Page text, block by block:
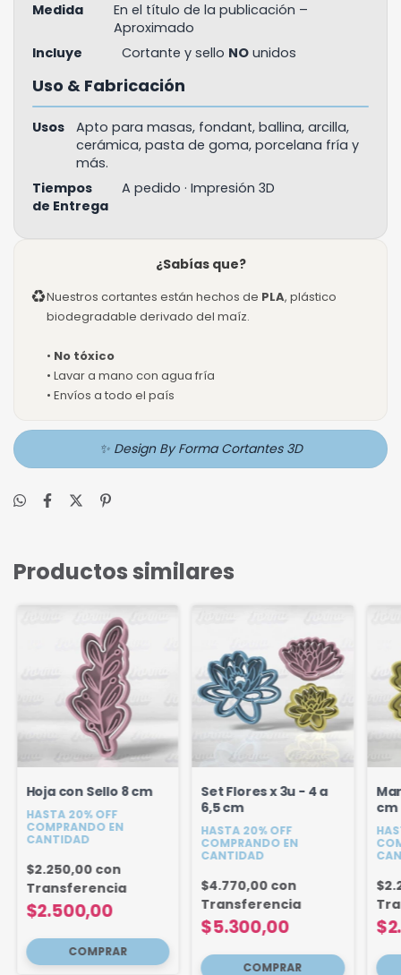
Medida
En el título de la publicación –
Aproximado
Incluye
Cortante y sello NO unidos
Uso & Fabricación
Usos
Apto para masas, fondant, ballina, arcilla,
cerámica, pasta de goma, porcelana fría y
más.
Tiempos
de Entrega
A pedido · Impresión 3D
¿Sabías que?
♻Nuestros cortantes están hechos de PLA, plástico
biodegradable derivado del maíz.
• No tóxico
• Lavar a mano con agua fría
• Envíos a todo el país
✨ Design By Forma Cortantes 3D
Productos similares
Hoja con Sello 8 cm
HASTA 20% OFF
COMPRANDO EN
CANTIDAD
$2.500,00
$2.250,00 con
Transferencia
Set Flores x 3u - 4 a
6,5 cm
HASTA 20% OFF
COMPRANDO EN
CANTIDAD
$5.300,00
$4.770,00 con
Transferencia
cm